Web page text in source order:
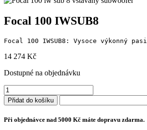
Focal 100 IWSUB8
Focal 100 IWSUB8: Vysoce výkonný
14 274 Kč
Dostupné na objednávku
Focal
100
IWSUB8
Přidat do košíku
Při objednávce nad 5000 Kč máte dopravu zdarma.